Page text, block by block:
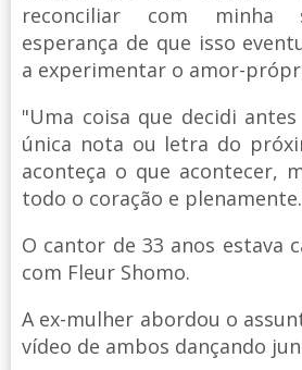
reconciliar com minha
esperança de que isso
a experimentar o amor-
"Uma coisa que decidi
única nota ou letra do
aconteça o que acontecer,
todo o coração e
O cantor de 33 anos estava
com Fleur Shomo.
A ex-mulher abordou o
vídeo de ambos dançando